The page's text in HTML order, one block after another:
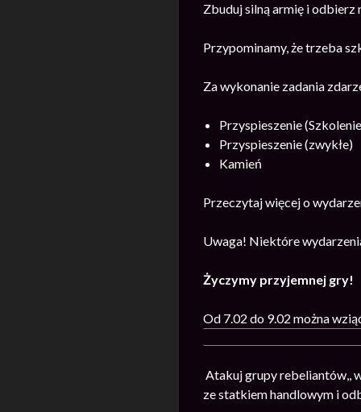
Zbuduj silną armię i odbierz
Przypominamy, że trzeba
Za wykonanie zadania
Przyspieszenie
Przyspieszenie (zwykłe)
Kamień
Przeczytaj więcej o
Uwaga! Niektóre
Życzymy przyjemnej gry!
Od 7.02 do 9.02 można
Atakuj grupy rebeliantów,,
ze statkiem handlowym i